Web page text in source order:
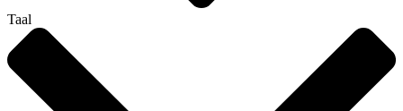
Taal